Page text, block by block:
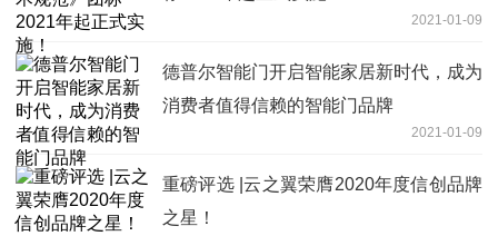
2021-01-09
德普尔智能门开启智能家居新时代，成为
消费者值得信赖的智能门品牌
2021-01-09
重磅评选 |云之翼荣膺2020年度信创品牌
之星！